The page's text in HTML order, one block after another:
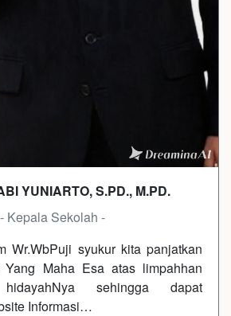
YUNIARTO, S.PD., M.PD.
- Kepala Sekolah -
Wr.WbPuji syukur kita panjatkan
Yang Maha Esa atas limpahhan
sehingga dapat
Informasi…